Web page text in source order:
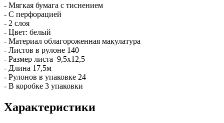
- Мягкая бумага с тиснением
- С перфорацией
- 2 слоя
- Цвет: белый
- Материал облагороженная макулатура
- Листов в рулоне 140
- Размер листа 9,5х12,5
- Длина 17,5м
- Рулонов в упаковке 24
- В коробке 3 упаковки
Характеристики